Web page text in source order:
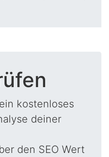
kostenloses
deiner
den SEO Wert